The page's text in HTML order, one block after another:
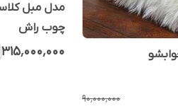
۹۰٬۰۰۰٬۰۰۰
مدل مبل
چوب راش
۳۱۵٬۰۰۰٬۰۰۰